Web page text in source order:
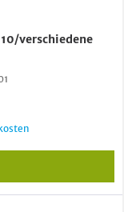
verschiedene